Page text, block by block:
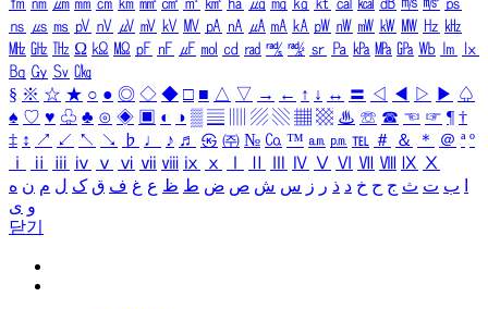
㎱ ㎲ ㎳ ㎴ ㎵ ㎶ ㎷ ㎸ ㎹ ㎀ ㎁ ㎂ ㎃ ㎄ ㎺ ㎻ ㎽ ㎾ ㎿ ㎐ ㎑
㎒ ㎓ ㎔ Ω ㏀ ㏁ ㎊ ㎋ ㎌ ㏖ ㏅ ㎭ ㎮ ㎯ ㏛ ㎩ ㎪ ㎫ ㎬ ㏝ ㏐
㏓
㏃ ㏉ ㏜ ㏆
§ ※ ☆ ★ ○ ● ◎ ◇ ◆ □ ■ △ ▽ → ← ↑ ↓ ↔ 〓 ◁ ◀ ▷ ▶ ♤
♠ ♡ ♥ ♧ ♣ ⊙ ◈ ▣ ◐ ◑ ▒ ▤ ▨ ▧ ▦ ▩ ♨ ☏ ☎ ☜ ☞ ¶ †
‡ ↕ ↗ ↙ ↖ ↘ ♭ ♩ ♪ ♬ ㉿ ㈜ № ㏇ ™ ㏂ ㏘ ℡ ＃ ＆ ＊ ＠ ª º
ⅰ
ⅱ ⅲ ⅳ ⅴ ⅵ ⅶ ⅷ ⅸ ⅹ Ⅳ Ⅴ Ⅵ Ⅶ Ⅷ Ⅸ Ⅹ
ب ت ث ج ح خ د ذ ر ز س ش ص ض ط ظ ع غ ف ق ک ل م ن ه
و ی
닫기